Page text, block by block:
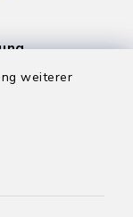
weiterer